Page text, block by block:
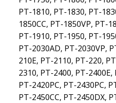
PT-1810, PT-1830, PT-
1850CC, PT-1850VP, PT-
PT-1910, PT-1950, PT-
PT-2030AD, PT-2030VP,
210E, PT-2110, PT-220,
2310, PT-2400, PT-
PT-2420PC, PT-2430PC,
PT-2450CC, PT-2450DX,